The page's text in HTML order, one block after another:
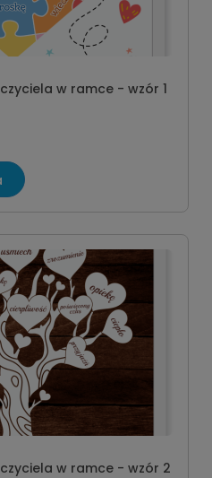
w ramce - wzór 1
w ramce - wzór 2